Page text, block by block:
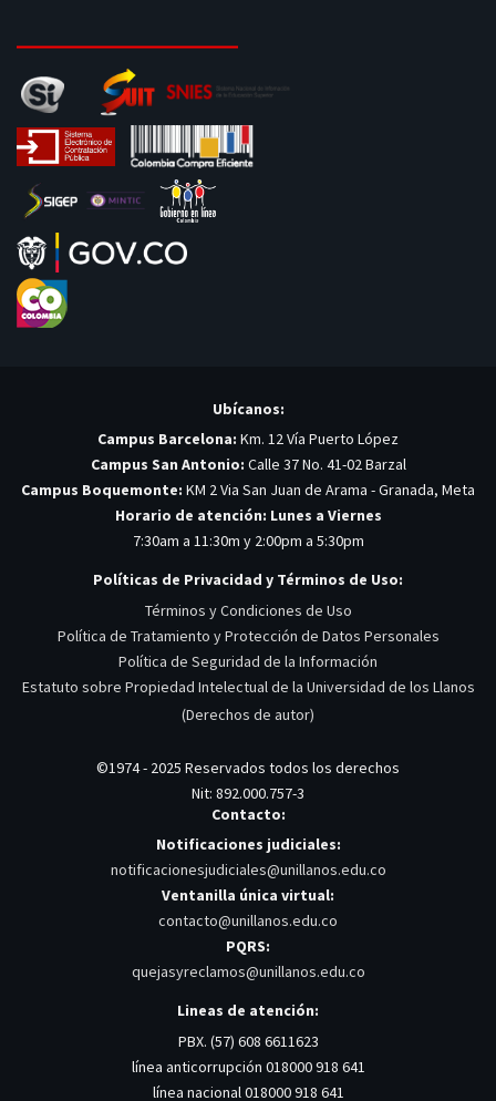
Ubícanos:
Campus Barcelona: Km. 12 Vía Puerto López
Campus San Antonio: Calle 37 No. 41-02 Barzal
Campus Boquemonte: KM 2 Via San Juan de Arama - Granada, Meta
Horario de atención: Lunes a Viernes
7:30am a 11:30m y 2:00pm a 5:30pm
Políticas de Privacidad y Términos de Uso:
Términos y Condiciones de Uso
Política de Tratamiento y Protección de Datos Personales
Política de Seguridad de la Información
Estatuto sobre Propiedad Intelectual de la Universidad de los Llanos
(Derechos de autor)
©1974 - 2025 Reservados todos los derechos
Nit: 892.000.757-3
Contacto:
Notificaciones judiciales:
notificacionesjudiciales@unillanos.edu.co
Ventanilla única virtual:
contacto@unillanos.edu.co
PQRS:
quejasyreclamos@unillanos.edu.co
Lineas de atención:
PBX. (57) 608 6611623
línea anticorrupción 018000 918 641
línea nacional 018000 918 641